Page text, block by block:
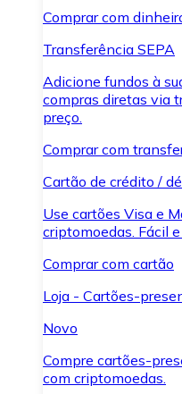
Comprar com
Transferência SEPA
Adicione fundos à
compras diretas via
preço.
Comprar com
Cartão de crédito /
Use cartões Visa e
criptomoedas. Fácil e
Comprar com cartão
Loja - Cartões-
Novo
Compre cartões-
com criptomoedas.